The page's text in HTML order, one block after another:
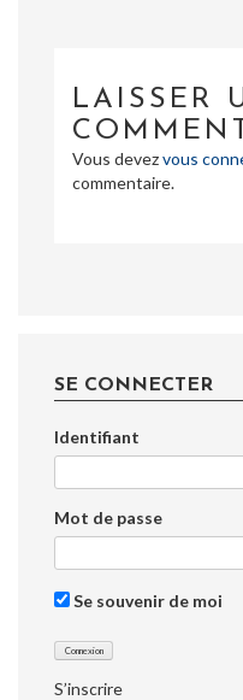
LAISSER
Vous devezvous
commentaire.
SE CONNECTER
Identifiant
Mot de passe
Se souvenir de moi
S’inscrire